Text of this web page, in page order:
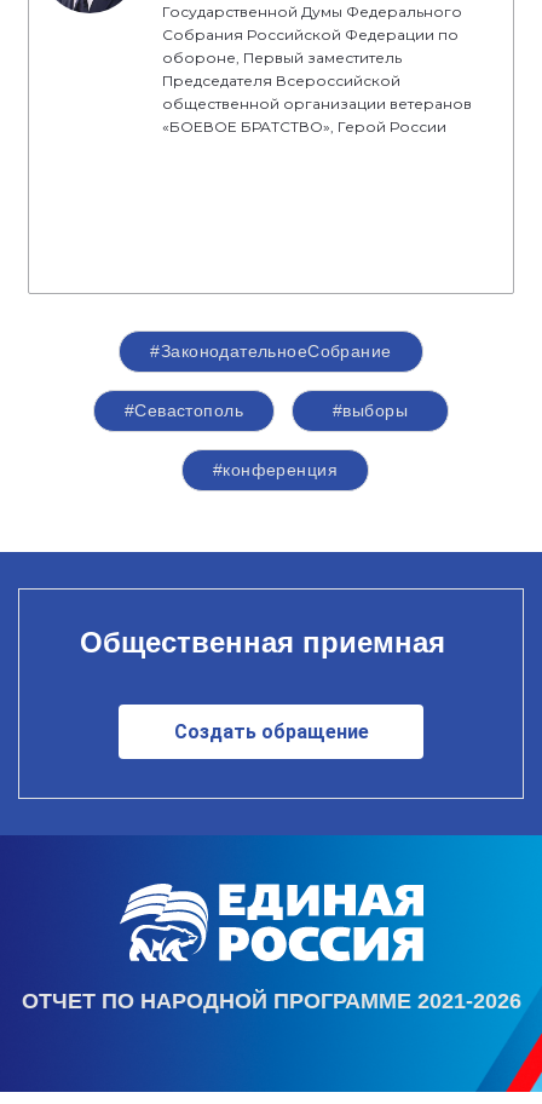
Государственной Думы Федерального
Собрания Российской Федерации по
обороне, Первый заместитель
Председателя Всероссийской
общественной организации ветеранов
«БОЕВОЕ БРАТСТВО», Герой России
#ЗаконодательноеСобрание
#Севастополь #выборы
#конференция
Общественная приемная
Создать обращение
ОТЧЕТ ПО НАРОДНОЙ ПРОГРАММЕ 2021-2026